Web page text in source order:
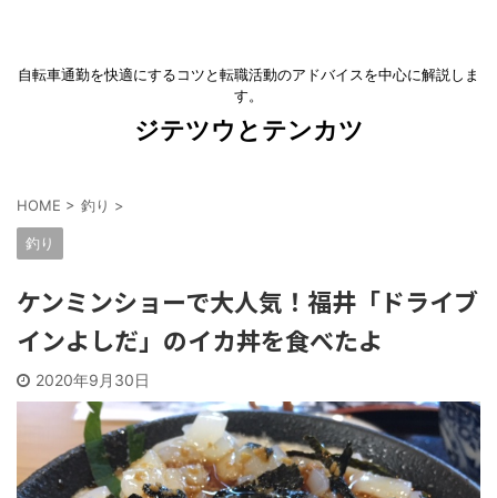
自転車通勤を快適にするコツと転職活動のアドバイスを中心に解説しま
す。
ジテツウとテンカツ
HOME > 釣り >
釣り
ケンミンショーで大人気！福井「ドライブ
インよしだ」のイカ丼を食べたよ
2020年9月30日